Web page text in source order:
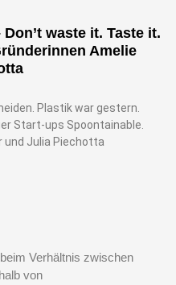
waste it. Taste it.
Amelie
Plastik war gestern.
Start-ups Spoontainable.
und Julia Piechotta
Verhältnis zwischen
von